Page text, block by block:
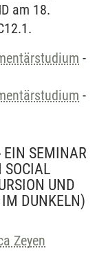
am 18.
-
-
EIN SEMINAR
SOCIAL
UND
DUNKELN)
Zeyen